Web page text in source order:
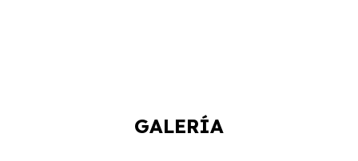
GALERÍA